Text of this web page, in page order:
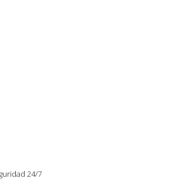
24/7